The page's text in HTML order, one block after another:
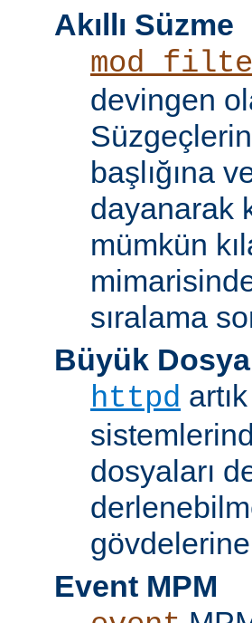
Akıllı Süzme
devingen
başlığına
dayanarak
mümkün
sıralama
Büyük
httpd
dosyaları
Event MPM